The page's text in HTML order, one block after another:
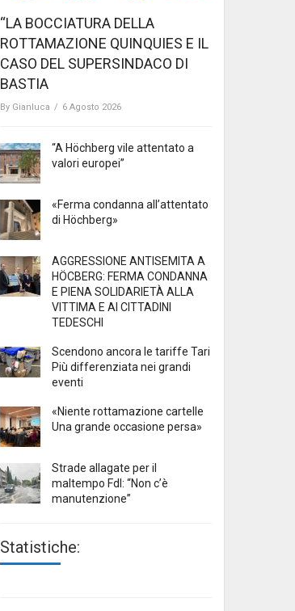
“LA BOCCIATURA DELLA
ROTTAMAZIONE QUINQUIES E IL
CASO DEL SUPERSINDACO DI
BASTIA
By Gianluca / 6 Agosto 2026
“A Höchberg vile attentato a
valori europei”
«Ferma condanna all’attentato
di Höchberg»
AGGRESSIONE ANTISEMITA A
HÖCBERG: FERMA CONDANNA
E PIENA SOLIDARIETÀ ALLA
VITTIMA E AI CITTADINI
TEDESCHI
Scendono ancora le tariffe Tari
Più differenziata nei grandi
eventi
«Niente rottamazione cartelle
Una grande occasione persa»
Strade allagate per il
maltempo FdI: “Non c’è
manutenzione”
Statistiche: